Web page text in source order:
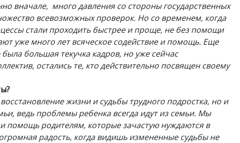
вначале, много давления со стороны государственных
всевозможных проверок. Но со временем, когда
стали проходить быстрее и проще, не без помощи
уже много лет всяческое содействие и помощь. Еще
большая текучка кадров, но уже сейчас
остались те, кто действительно посвящен своему
жизни и судьбы трудного подростка, но и
ведь проблемы ребенка всегда идут из семьи. Мы
помощь родителям, которые зачастую нуждаются в
радость, когда видишь измененные судьбы не